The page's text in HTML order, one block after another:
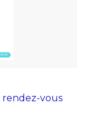
rendez-vous